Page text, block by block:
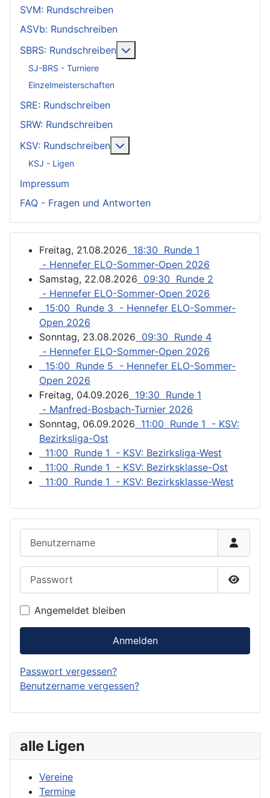
alle Ligen
Vereine
Termine
SVM: Rundschreiben
ASVb: Rundschreiben
SBRS: Rundschreiben
SJ-BRS - Turniere
Einzelmeisterschaften
SRE: Rundschreiben
SRW: Rundschreiben
KSV: Rundschreiben
KSJ - Ligen
Impressum
FAQ - Fragen und Antworten
Freitag, 21.08.2026 18:30 Runde 1
- Hennefer ELO-Sommer-Open 2026
Samstag, 22.08.2026 09:30 Runde 2
- Hennefer ELO-Sommer-Open 2026
15:00 Runde 3 - Hennefer ELO-Sommer-
Open 2026
Sonntag, 23.08.2026 09:30 Runde 4
- Hennefer ELO-Sommer-Open 2026
15:00 Runde 5 - Hennefer ELO-Sommer-
Open 2026
Freitag, 04.09.2026 19:30 Runde 1
- Manfred-Bosbach-Turnier 2026
Sonntag, 06.09.2026 11:00 Runde 1 - KSV:
Bezirksliga-Ost
11:00 Runde 1 - KSV: Bezirksliga-West
11:00 Runde 1 - KSV: Bezirksklasse-Ost
11:00 Runde 1 - KSV: Bezirksklasse-West
Angemeldet bleiben
Anmelden
Passwort vergessen?
Benutzername vergessen?